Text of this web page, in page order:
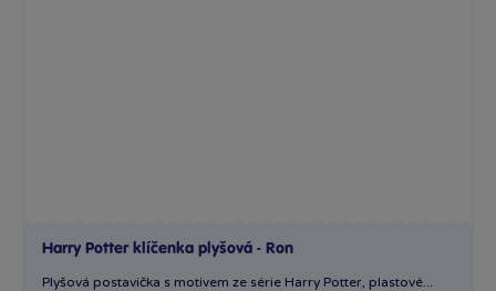
Harry Potter klíčenka plyšová - Ron
Plyšová postavička s motivem ze série Harry Potter, plastové...